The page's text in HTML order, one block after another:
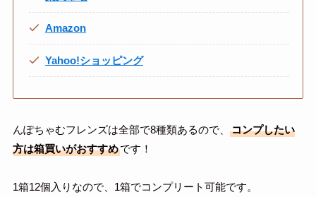
Amazon
Yahoo!ショッピング
んぽちゃむフレンズは全部で8種類あるので、
コンプしたい
方は箱買いがおすすめです！
1箱12個入りなので、1箱でコンプリート可能です。